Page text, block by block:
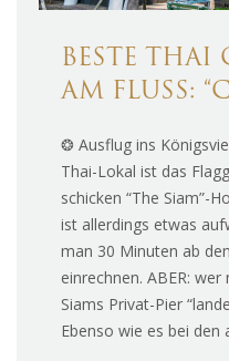
BESTE THAI
AM FLUSS:
❂ Ausflug ins
Thai-Lokal ist das
schicken “The Siam”-
ist allerdings etwas
man 30 Minuten ab
einrechnen. ABER:
Siams Privat-Pier
Ebenso wie es bei